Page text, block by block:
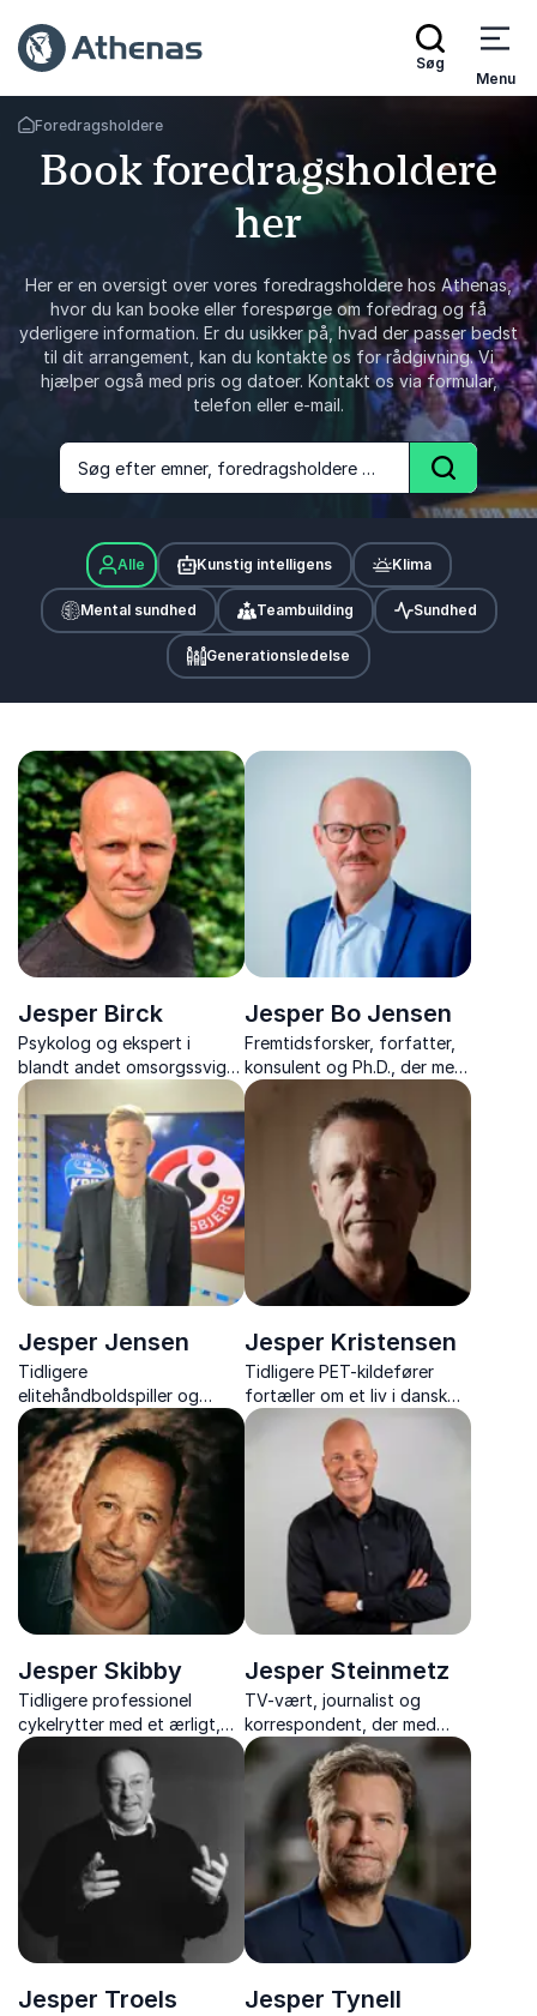
Søg
Menu
Tilbage til forsiden
Foredragsholdere
Book foredragsholdere
her
Her er en oversigt over vores foredragsholdere hos Athenas,
hvor du kan booke eller forespørge om foredrag og få
yderligere information. Er du usikker på, hvad der passer bedst
til dit arrangement, kan du kontakte os for rådgivning. Vi
hjælper også med pris og datoer. Kontakt os via formular,
telefon eller e-mail.
Søg efter emner, foredragsholdere og foredrag Søg
Alle Kunstig intelligens Klima
Mental sundhed Teambuilding Sundhed
Generationsledelse
Jesper Birck
Psykolog og ekspert i
blandt andet omsorgssvigt,
traumer, hjernen og stress
Jesper Bo Jensen
Fremtidsforsker, forfatter,
konsulent og Ph.D., der med
indsigt og humor giver jer et
klart blik på, hvad der
venter i morgendagens
samfund.
Jesper Jensen
Tidligere
elitehåndboldspiller og
nuværende toptræner, der
inspirerer med foredrag om
samarbejde og stærke
teams.
Jesper Kristensen
Tidligere PET-kildefører
fortæller om et liv i dansk
politi og
efterretningstjeneste,
Samsam-sagen og valget,
der ændrede alt.
Jesper Skibby
Tidligere professionel
cykelrytter med et ærligt,
underholdende og
livsbekræftende foredrag
om cykelsport, succes,
modgang og personlig
Jesper Steinmetz
TV-vært, journalist og
korrespondent, der med
humor og skarphed deler
historier fra et liv på farten
og bag nyhedernes kulisser.
Jesper Troels
Jesper Tynell